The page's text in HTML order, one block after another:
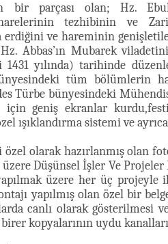
parçası olan; Hz.
tezhibinin ve
ve hareminin
Abbas’ın Mubarek
yılında) tarihinde
tüm bölümlerin
Türbe bünyesindeki
geniş ekranlar
ışıklandırma sistemi ve
olarak hazırlanmış olan
üzere Düşünsel İşler Ve
üzere her üç projeyle
yapılmış olan özel bir
canlı olarak gösterilmesi
kopyalarının uydu